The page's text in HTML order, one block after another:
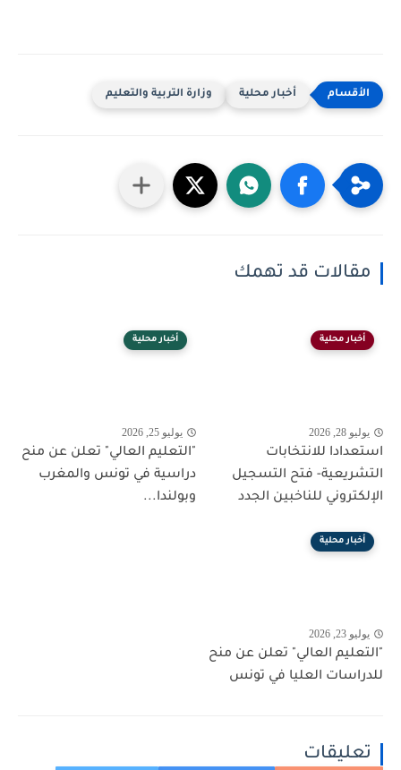
أخبار محلية وزارة التربية والتعليم
مقالات قد تهمك
أخبار محلية
يوليو 28, 2026
استعدادا للانتخابات
التشريعية- فتح التسجيل
الإلكتروني للناخبين الجدد
أخبار محلية
يوليو 25, 2026
"التعليم العالي" تعلن عن منح
دراسية في تونس والمغرب
وبولندا...
أخبار محلية
يوليو 23, 2026
"التعليم العالي" تعلن عن منح
للدراسات العليا في تونس
تعليقات